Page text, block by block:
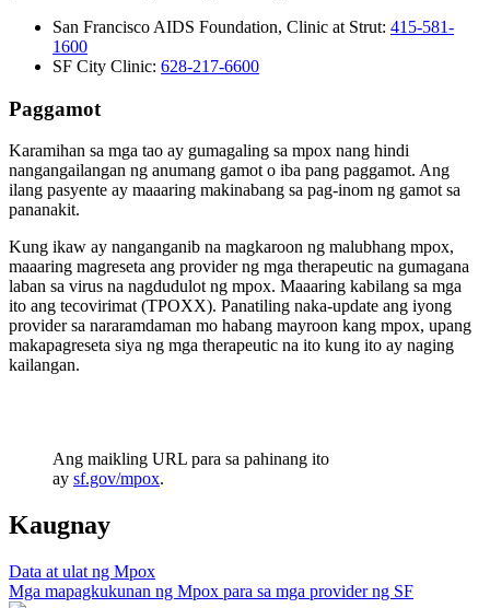
San Francisco AIDS Foundation, Clinic at Strut: 415-581-
1600
SF City Clinic: 628-217-6600
Paggamot
Karamihan sa mga tao ay gumagaling sa mpox nang hindi
nangangailangan ng anumang gamot o iba pang paggamot. Ang
ilang pasyente ay maaaring makinabang sa pag-inom ng gamot sa
pananakit.
Kung ikaw ay nanganganib na magkaroon ng malubhang mpox,
maaaring magreseta ang provider ng mga therapeutic na gumagana
laban sa virus na nagdudulot ng mpox. Maaaring kabilang sa mga
ito ang tecovirimat (TPOXX). Panatiling naka-update ang iyong
provider sa nararamdaman mo habang mayroon kang mpox, upang
makapagreseta siya ng mga therapeutic na ito kung ito ay naging
kailangan.
Ang maikling URL para sa pahinang ito
ay sf.gov/mpox.
Kaugnay
Data at ulat ng Mpox
Mga mapagkukunan ng Mpox para sa mga provider ng SF